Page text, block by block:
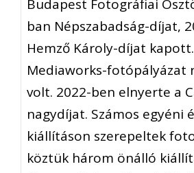
Budapest Fotográfiai
ban Népszabadság-díjat,
Hemző Károly-díjat
Mediaworks-fotópályázat
volt. 2022-ben elnyerte a
nagydíjat. Számos egyéni
kiállításon szerepeltek
köztük három önálló